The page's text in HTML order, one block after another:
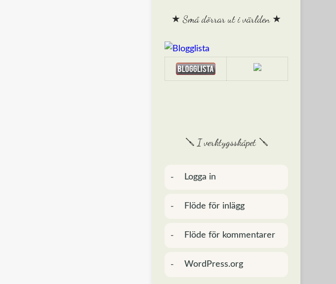
★ Små dörrar ut i världen ★
🪛 I verktygsskåpet 🪛
Logga in
Flöde för inlägg
Flöde för kommentarer
WordPress.org